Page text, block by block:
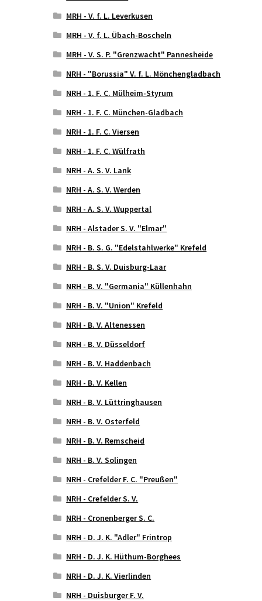
MRH - V. f. L. Leverkusen
MRH - V. f. L. Übach-Boscheln
MRH - V. S. P. "Grenzwacht" Pannesheide
NRH - "Borussia" V. f. L. Mönchengladbach
NRH - 1. F. C. Mülheim-Styrum
NRH - 1. F. C. München-Gladbach
NRH - 1. F. C. Viersen
NRH - 1. F. C. Wülfrath
NRH - A. S. V. Lank
NRH - A. S. V. Werden
NRH - A. S. V. Wuppertal
NRH - Alstader S. V. "Elmar"
NRH - B. S. G. "Edelstahlwerke" Krefeld
NRH - B. S. V. Duisburg-Laar
NRH - B. V. "Germania" Küllenhahn
NRH - B. V. "Union" Krefeld
NRH - B. V. Altenessen
NRH - B. V. Düsseldorf
NRH - B. V. Haddenbach
NRH - B. V. Kellen
NRH - B. V. Lüttringhausen
NRH - B. V. Osterfeld
NRH - B. V. Remscheid
NRH - B. V. Solingen
NRH - Crefelder F. C. "Preußen"
NRH - Crefelder S. V.
NRH - Cronenberger S. C.
NRH - D. J. K. "Adler" Frintrop
NRH - D. J. K. Hüthum-Borghees
NRH - D. J. K. Vierlinden
NRH - Duisburger F. V.